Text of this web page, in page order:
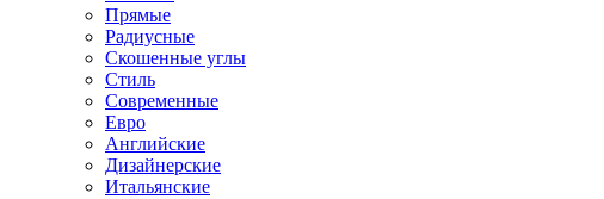
Прямые
Радиусные
Скошенные углы
Стиль
Современные
Евро
Английские
Дизайнерские
Итальянские